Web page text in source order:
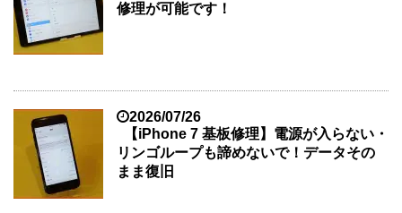
修理が可能です！
2026/07/26
【iPhone 7 基板修理】電源が入らない・
リンゴループも諦めないで！データその
まま復旧